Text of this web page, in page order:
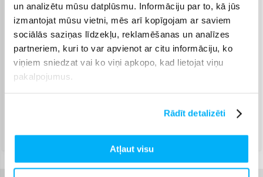
un analizētu mūsu datplūsmu. Informāciju par to, kā jūs
izmantojat mūsu vietni, mēs arī kopīgojam ar saviem
sociālās saziņas līdzekļu, reklamēšanas un analīzes
partneriem, kuri to var apvienot ar citu informāciju, ko
viņiem sniedzat vai ko viņi apkopo, kad lietojat viņu
pakalpojumus.
Rādīt detalizēti
Atļaut visu
Apmaksā pilnu summu skaidrā naudā piegādes brīdī.
Augusts 10d. - Augusts 11d.
Omniva pakomāts (3,99 €)
Augusts 10d. - Augusts 11d.
Smartposti pakomāts (2,99 €)
Augusts 10d. - Augusts 11d.
Augusts 10d. - Augusts 11d.